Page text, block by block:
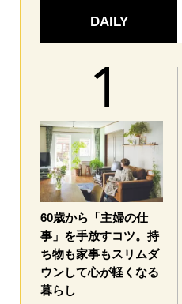
DAILY
60歳から「主婦の仕
事」を手放すコツ。持
ち物も家事もスリムダ
ウンして心が軽くなる
暮らし